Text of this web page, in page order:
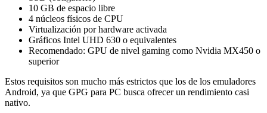
10 GB de espacio libre
4 núcleos físicos de CPU
Virtualización por hardware activada
Gráficos Intel UHD 630 o equivalentes
Recomendado: GPU de nivel gaming como Nvidia MX450 o
superior
Estos requisitos son mucho más estrictos que los de los emuladores
Android, ya que GPG para PC busca ofrecer un rendimiento casi
nativo.